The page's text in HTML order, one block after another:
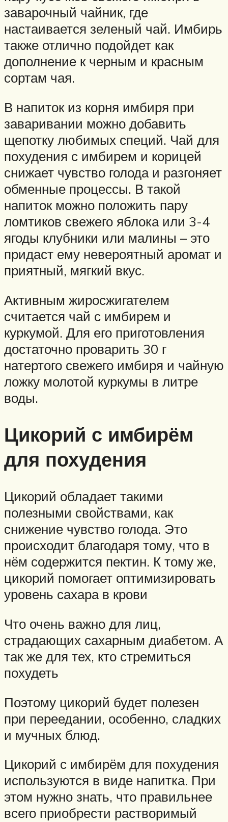
заварочный чайник, где
настаивается зеленый чай. Имбирь
также отлично подойдет как
дополнение к черным и красным
сортам чая.
В напиток из корня имбиря при
заваривании можно добавить
щепотку любимых специй. Чай для
похудения с имбирем и корицей
снижает чувство голода и разгоняет
обменные процессы. В такой
напиток можно положить пару
ломтиков свежего яблока или 3-4
ягоды клубники или малины – это
придаст ему невероятный аромат и
приятный, мягкий вкус.
Активным жиросжигателем
считается чай с имбирем и
куркумой. Для его приготовления
достаточно проварить 30 г
натертого свежего имбиря и чайную
ложку молотой куркумы в литре
воды.
Цикорий с имбирём
для похудения
Цикорий обладает такими
полезными свойствами, как
снижение чувство голода. Это
происходит благодаря тому, что в
нём содержится пектин. К тому же,
цикорий помогает оптимизировать
уровень сахара в крови
Что очень важно для лиц,
страдающих сахарным диабетом. А
так же для тех, кто стремиться
похудеть
Поэтому цикорий будет полезен
при переедании, особенно, сладких
и мучных блюд.
Цикорий с имбирём для похудения
используются в виде напитка. При
этом нужно знать, что правильнее
всего приобрести растворимый